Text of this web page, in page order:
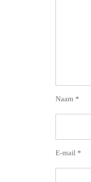
Naam *
E-mail *